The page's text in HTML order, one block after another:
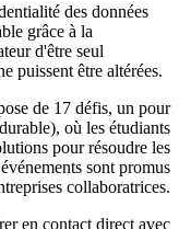
des données
grâce à la
d'être seul
puissent être altérées.
de 17 défis, un pour
où les étudiants
pour résoudre les
sont promus
collaboratrices.
en contact direct avec